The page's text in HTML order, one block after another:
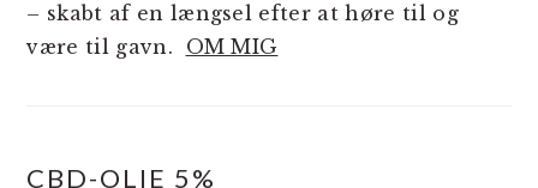
– skabt af en længsel efter at høre til og
være til gavn. OM MIG
CBD-OLIE 5%